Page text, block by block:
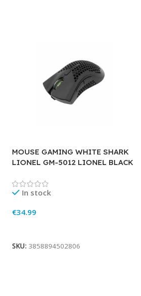
MOUSE GAMING WHITE SHARK
LIONEL GM-5012 LIONEL BLACK
In stock
€34.99
SKU: 3858894502806